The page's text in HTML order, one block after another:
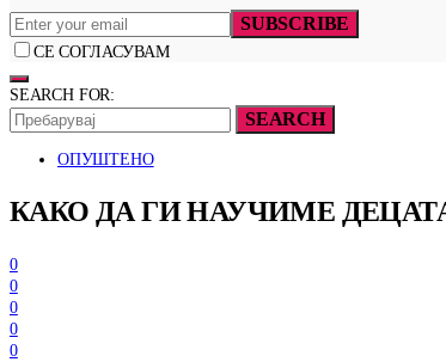
SUBSCRIBE
СЕ СОГЛАСУВАМ
SEARCH FOR:
SEARCH
ОПУШТЕНО
КАКО ДА ГИ НАУЧИМЕ
0
0
0
0
0